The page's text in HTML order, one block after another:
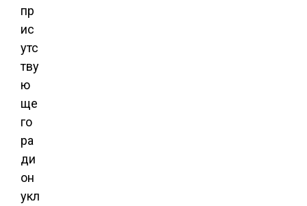
пр
ис
утс
тву
ю
ще
го
ра
ди
он
укл